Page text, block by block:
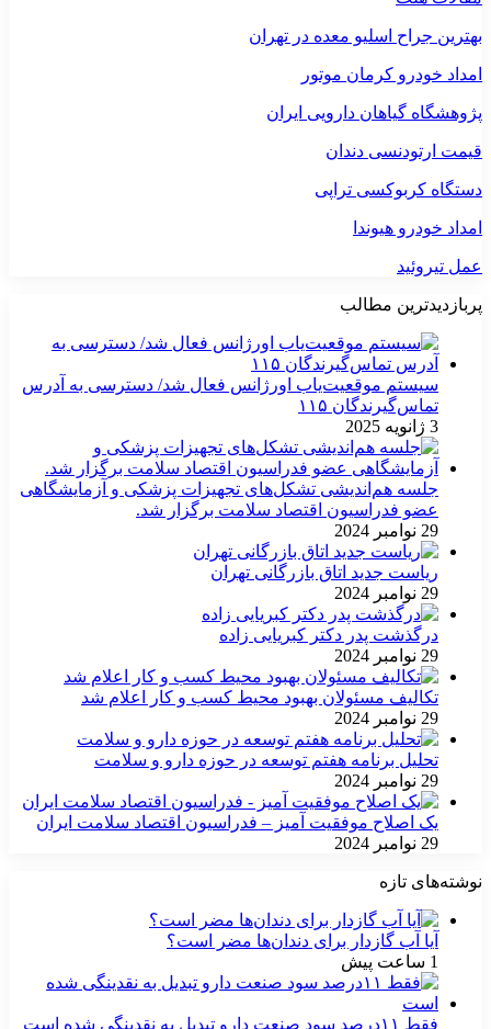
بهترین جراح اسلیو معده در تهران
امداد خودرو کرمان موتور
پژوهشگاه گیاهان دارویی ایران
قیمت ارتودنسی دندان
دستگاه کربوکسی تراپی
امداد خودرو هیوندا
عمل تیروئید
پربازدیدترین مطالب
سیستم موقعیت‌یاب اورژانس فعال شد/ دسترسی به آدرس
تماس‌گیرندگان ۱۱۵
3 ژانویه 2025
جلسه هم‌اندیشی تشکل‌های تجهیزات پزشکی و آزمایشگاهی
عضو فدراسیون اقتصاد سلامت برگزار شد.
29 نوامبر 2024
ریاست جدید اتاق بازرگانی تهران
29 نوامبر 2024
درگذشت پدر دکتر کبریایی زاده
29 نوامبر 2024
تکالیف مسئولان بهبود محیط کسب و کار اعلام شد
29 نوامبر 2024
تحلیل برنامه هفتم توسعه در حوزه دارو و سلامت
29 نوامبر 2024
یک اصلاح موفقیت آمیز – فدراسیون اقتصاد سلامت ایران
29 نوامبر 2024
نوشته‌های تازه
آیا آب گازدار برای دندان‌ها مضر است؟
1 ساعت پیش
فقط ۱۱‌درصد سود صنعت دارو تبدیل به نقدینگی شده است